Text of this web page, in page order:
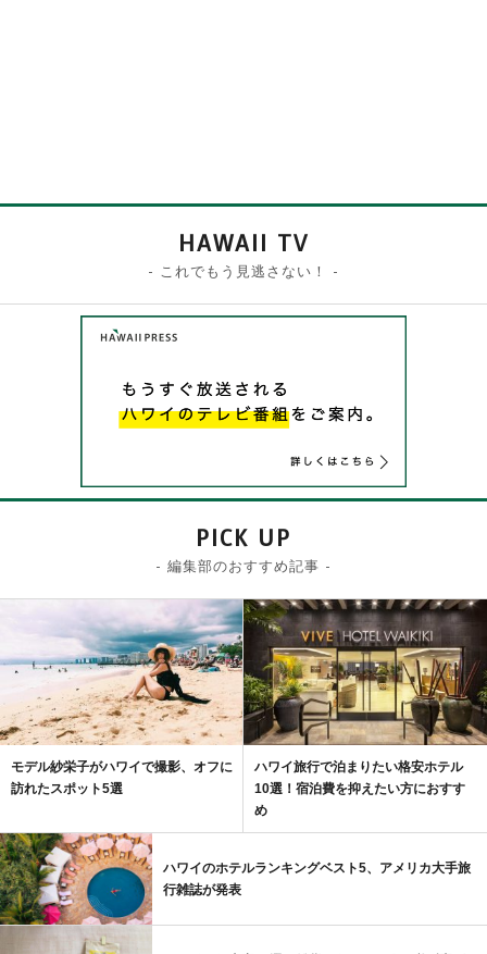
HAWAII TV
- これでもう見逃さない！ -
PICK UP
- 編集部のおすすめ記事 -
モデル紗栄子がハワイで撮影、オフに
訪れたスポット5選
ハワイ旅行で泊まりたい格安ホテル
10選！宿泊費を抑えたい方におすす
め
ハワイのホテルランキングベスト5、アメリカ大手旅
行雑誌が発表